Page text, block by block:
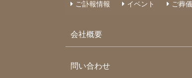
ご訃報情報 イベント ご葬
会社概要
問い合わせ